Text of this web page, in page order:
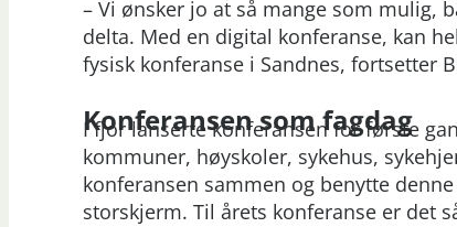
– Vi ønsker jo at så mange som mulig,
delta. Med en digital konferanse, kan
fysisk konferanse i Sandnes, fortsetter
Konferansen som fagdag
I fjor lanserte konferansen for første
kommuner, høyskoler, sykehus,
konferansen sammen og benytte
storskjerm. Til årets konferanse er det